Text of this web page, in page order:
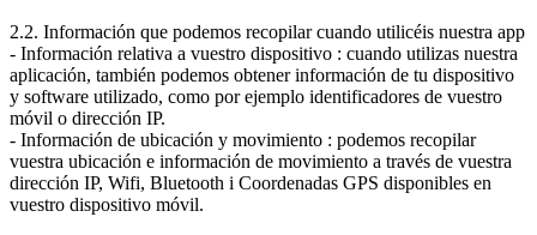
2.2. Información que podemos recopilar cuando utilicéis nuestra app
- Información relativa a vuestro dispositivo : cuando utilizas nuestra
aplicación, también podemos obtener información de tu dispositivo
y software utilizado, como por ejemplo identificadores de vuestro
móvil o dirección IP.
- Información de ubicación y movimiento : podemos recopilar
vuestra ubicación e información de movimiento a través de vuestra
dirección IP, Wifi, Bluetooth i Coordenadas GPS disponibles en
vuestro dispositivo móvil.